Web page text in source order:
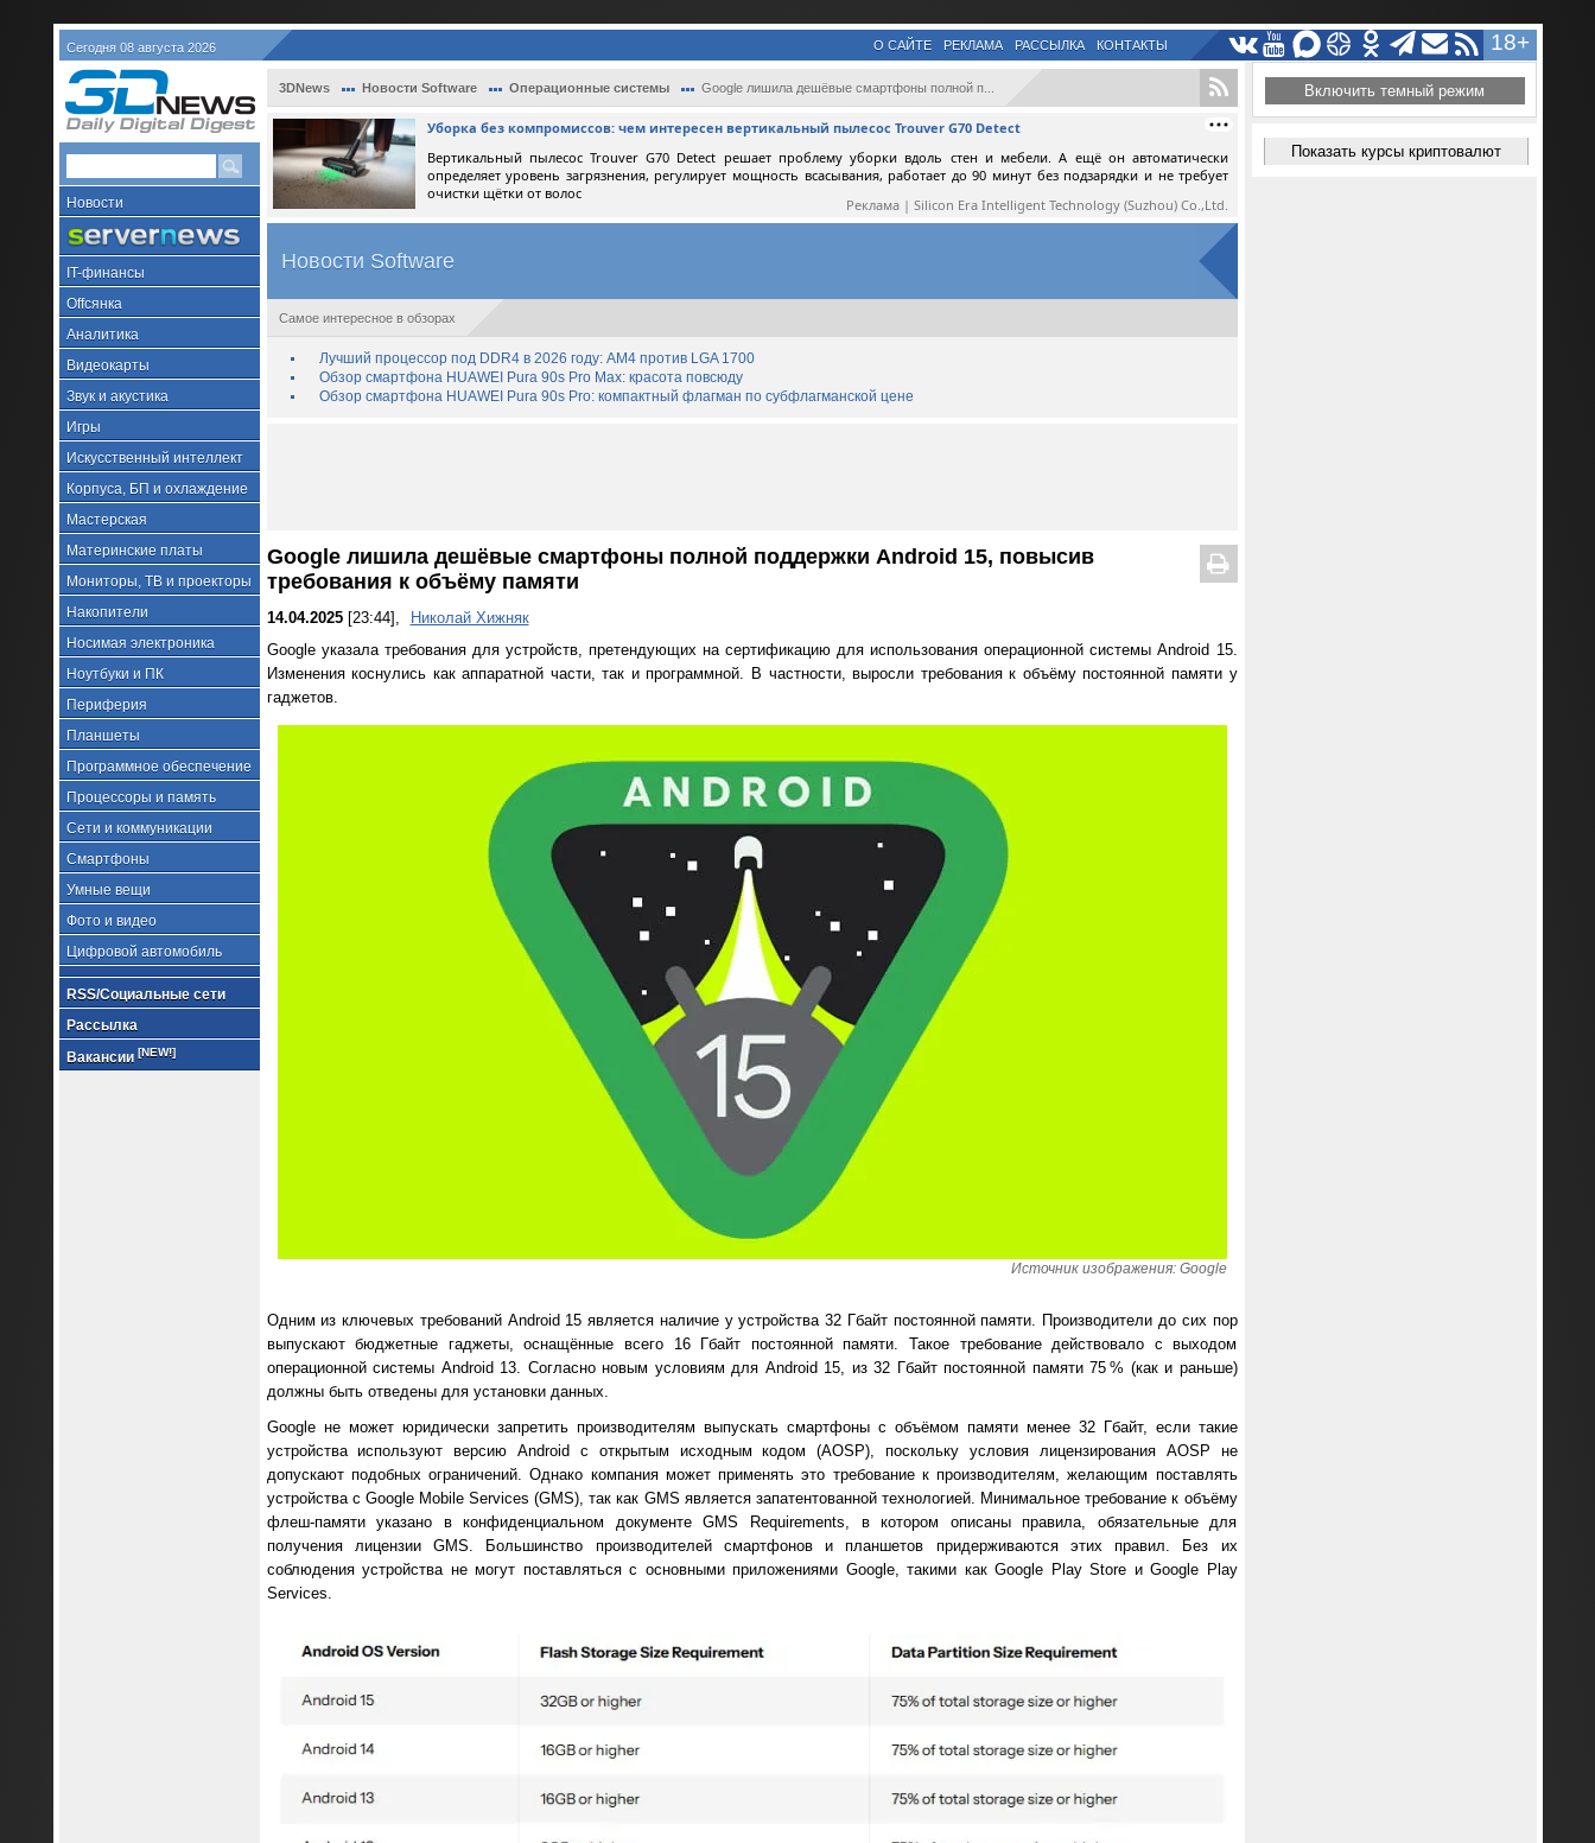
Сегодня 08 августа 2026 18+
О САЙТЕ РЕКЛАМА РАССЫЛКА КОНТАКТЫ
Новости
IT-финансы
Offсянка
Аналитика
Видеокарты
Звук и акустика
Игры
Искусственный интеллект
Корпуса, БП и охлаждение
Мастерская
Материнские платы
Мониторы, ТВ и проекторы
Накопители
Носимая электроника
Ноутбуки и ПК
Периферия
Планшеты
Программное обеспечение
Процессоры и память
Сети и коммуникации
Смартфоны
Умные вещи
Фото и видео
Цифровой автомобиль
RSS/Социальные сети
Рассылка
Вакансии [NEW!]
3DNews Новости Software Операционные системы Google лишила дешёвые смартфоны полной п...
Уборка без компромиссов: чем интересен вертикальный пылесос Trouver G70 Detect
Вертикальный пылесос Trouver G70 Detect решает проблему уборки вдоль стен и мебели. А ещё он автоматически
определяет уровень загрязнения, регулирует мощность всасывания, работает до 90 минут без подзарядки и не требует
очистки щётки от волос
Реклама | Silicon Era Intelligent Technology (Suzhou) Co.,Ltd.
Новости Software
Самое интересное в обзорах
Лучший процессор под DDR4 в 2026 году: AM4 против LGA 1700
Обзор смартфона HUAWEI Pura 90s Pro Max: красота повсюду
Обзор смартфона HUAWEI Pura 90s Pro: компактный флагман по субфлагманской цене
Google лишила дешёвые смартфоны полной поддержки Android 15, повысив
требования к объёму памяти
14.04.2025[23:44],
Николай Хижняк
Google указала требования для устройств, претендующих на сертификацию для использования операционной системы Android 15.
Изменения коснулись как аппаратной части, так и программной. В частности, выросли требования к объёму постоянной памяти у
гаджетов.
Источник изображения: Google
Одним из ключевых требований Android 15 является наличие у устройства 32 Гбайт постоянной памяти. Производители до сих пор
выпускают бюджетные гаджеты, оснащённые всего 16 Гбайт постоянной памяти. Такое требование действовало с выходом
операционной системы Android 13. Согласно новым условиям для Android 15, из 32 Гбайт постоянной памяти 75 % (как и раньше)
должны быть отведены для установки данных.
Google не может юридически запретить производителям выпускать смартфоны с объёмом памяти менее 32 Гбайт, если такие
устройства используют версию Android с открытым исходным кодом (AOSP), поскольку условия лицензирования AOSP не
допускают подобных ограничений. Однако компания может применять это требование к производителям, желающим поставлять
устройства с Google Mobile Services (GMS), так как GMS является запатентованной технологией. Минимальное требование к объёму
флеш-памяти указано в конфиденциальном документе GMS Requirements, в котором описаны правила, обязательные для
получения лицензии GMS. Большинство производителей смартфонов и планшетов придерживаются этих правил. Без их
соблюдения устройства не могут поставляться с основными приложениями Google, такими как Google Play Store и Google Play
Services.
Включить темный режим
Показать курсы криптовалют